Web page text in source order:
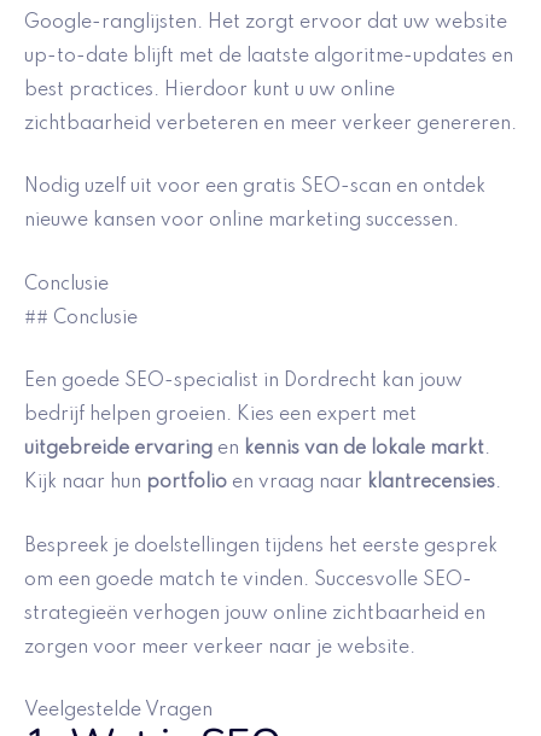
Google-ranglijsten. Het zorgt ervoor dat uw website
up-to-date blijft met de laatste algoritme-updates en
best practices. Hierdoor kunt u uw online
zichtbaarheid verbeteren en meer verkeer genereren.
Nodig uzelf uit voor een gratis SEO-scan en ontdek
nieuwe kansen voor online marketing successen.
Conclusie
## Conclusie
Een goede SEO-specialist in Dordrecht kan jouw
bedrijf helpen groeien. Kies een expert met
uitgebreide ervaring en kennis van de lokale markt.
Kijk naar hun portfolio en vraag naar klantrecensies.
Bespreek je doelstellingen tijdens het eerste gesprek
om een goede match te vinden. Succesvolle SEO-
strategieën verhogen jouw online zichtbaarheid en
zorgen voor meer verkeer naar je website.
Veelgestelde Vragen